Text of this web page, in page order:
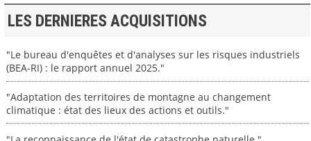
LES DERNIERES ACQUISITIONS
"Le bureau d'enquêtes et d'analyses sur les risques industriels
(BEA-RI) : le rapport annuel 2025."
"Adaptation des territoires de montagne au changement
climatique : état des lieux des actions et outils."